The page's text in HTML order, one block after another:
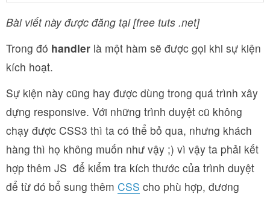
Bài viết này được đăng tại [free tuts .net]
Trong đó handler là một hàm sẽ được gọi khi sự kiện
kích hoạt.
Sự kiện này cũng hay được dùng trong quá trình xây
dựng responsive. Với những trình duyệt cũ không
chạy được CSS3 thì ta có thể bỏ qua, nhưng khách
hàng thì họ không muốn như vậy ;) vì vậy ta phải kết
hợp thêm JS để kiểm tra kích thước của trình duyệt
để từ đó bổ sung thêm CSS cho phù hợp, đương